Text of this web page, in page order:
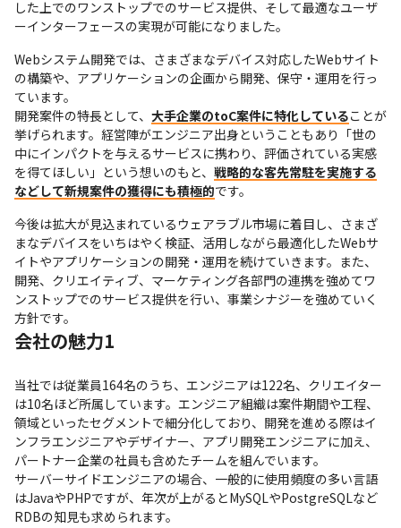
した上でのワンストップでのサービス提供、そして最適なユーザ
ーインターフェースの実現が可能になりました。
Webシステム開発では、さまざまなデバイス対応したWebサイト
の構築や、アプリケーションの企画から開発、保守・運用を行っ
ています。
開発案件の特長として、 大手企業のtoC案件に特化していることが
挙げられます。経営陣がエンジニア出身ということもあり「世の
中にインパクトを与えるサービスに携わり、評価されている実感
を得てほしい」という想いのもと、 戦略的な客先常駐を実施する
などして新規案件の獲得にも積極的です。
今後は拡大が見込まれているウェアラブル市場に着目し、さまざ
まなデバイスをいちはやく検証、活用しながら最適化したWebサ
イトやアプリケーションの開発・運用を続けていきます。また、
開発、クリエイティブ、マーケティング各部門の連携を強めてワ
ンストップでのサービス提供を行い、事業シナジーを強めていく
方針です。
会社の魅力1
当社では従業員164名のうち、エンジニアは122名、クリエイター
は10名ほど所属しています。エンジニア組織は案件期間や工程、
領域といったセグメントで細分化しており、開発を進める際はイ
ンフラエンジニアやデザイナー、アプリ開発エンジニアに加え、
パートナー企業の社員も含めたチームを組んでいます。
サーバーサイドエンジニアの場合、一般的に使用頻度の多い言語
はJavaやPHPですが、年次が上がるとMySQLやPostgreSQLなど
RDBの知見も求められます。